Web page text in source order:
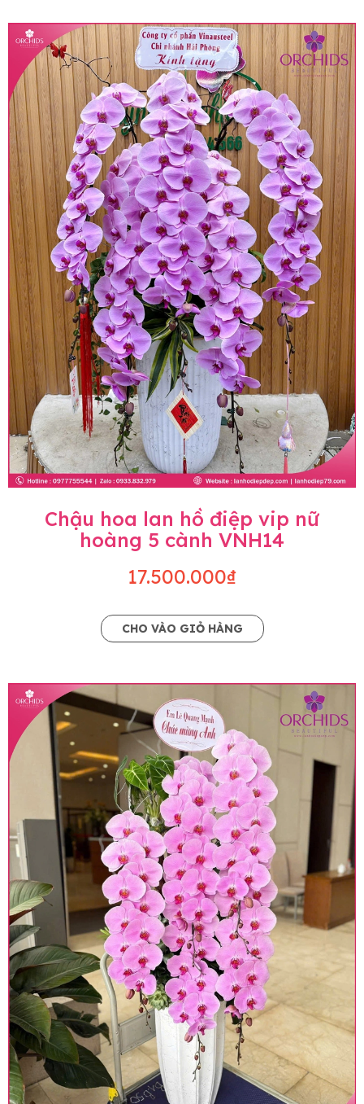
• Giá trên được miễn ship giao trong nội thành,
miễn phí in thiệp - banner theo yêu cầu khách
hàng.
• Beautiful Orchids liên kết với các cửa hàng
trên toàn quốc để phục vụ giao hoa tận nơi, mỗi
khu vực sẽ có mức giá khác nhau (tùy vào chi
phí mặt bằng, nguyên vật liệu,..) nên giá có thể sẽ
thay đổi so với giá niêm yết trên website. Khách
hàng ở Tỉnh thành khác vui lòng chủ động hỏi lại
giá trước khi đặt hàng, shop sẽ chủ động báo giá
chính xác khi có địa chỉ giao hàng cụ thể.
Chậu hoa lan hồ điệp vip nữ
hoàng 5 cành VNH14
17.500.000₫
CHO VÀO GIỎ HÀNG